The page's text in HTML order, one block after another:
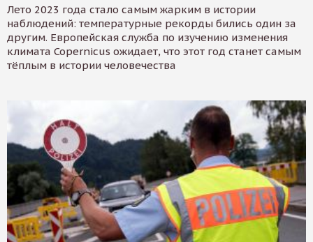
Лето 2023 года стало самым жарким в истории
наблюдений: температурные рекорды бились один за
другим. Европейская служба по изучению изменения
климата Copernicus ожидает, что этот год станет самым
тёплым в истории человечества